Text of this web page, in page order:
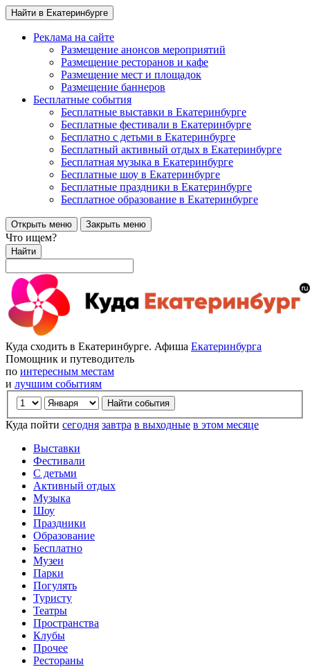
Найти в Екатеринбурге
Реклама на сайте
Размещение анонсов мероприятий
Размещение ресторанов и кафе
Размещение мест и площадок
Размещение баннеров
Бесплатные события
Бесплатные выставки в Екатеринбурге
Бесплатные фестивали в Екатеринбурге
Бесплатно с детьми в Екатеринбурге
Бесплатный активный отдых в Екатеринбурге
Бесплатная музыка в Екатеринбурге
Бесплатные шоу в Екатеринбурге
Бесплатные праздники в Екатеринбурге
Бесплатное образование в Екатеринбурге
Открыть меню Закрыть меню
Что ищем?
Найти
Куда сходить в Екатеринбурге. Афиша Екатеринбурга
Помощник и путеводитель
по интересным местам
и лучшим событиям
Куда пойти сегодня завтра в выходные в этом месяце
Выставки
Фестивали
С детьми
Активный отдых
Музыка
Шоу
Праздники
Образование
Бесплатно
Музеи
Парки
Погулять
Туристу
Театры
Пространства
Клубы
Прочее
Рестораны